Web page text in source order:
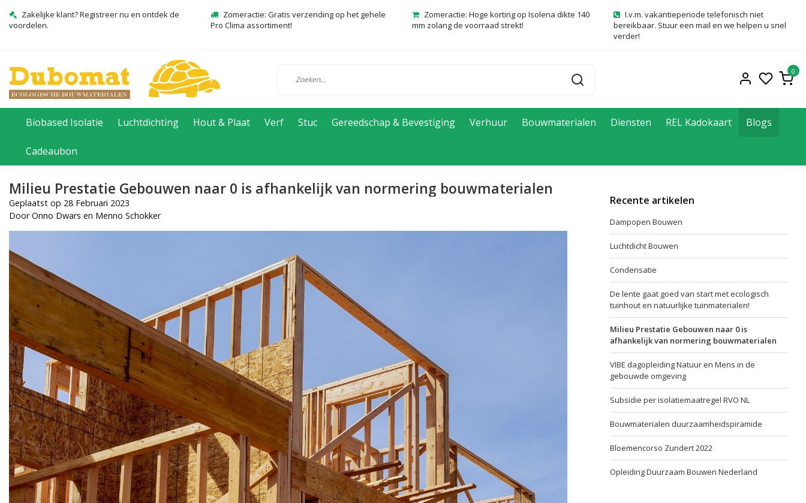
Zakelijke klant? Registreer nu en ontdek de
voordelen.
Zomeractie: Gratis verzending op het gehele
Pro Clima assortiment!
Zomeractie: Hoge korting op Isolena dikte 140
mm zolang de voorraad strekt!
I.v.m. vakantieperiode telefonisch niet
bereikbaar. Stuur een mail en we helpen u snel
verder!
0
Biobased Isolatie Luchtdichting Hout & Plaat Verf Stuc Gereedschap & Bevestiging Verhuur Bouwmaterialen Diensten REL Kadokaart Blogs
Cadeaubon
Milieu Prestatie Gebouwen naar 0 is afhankelijk van normering bouwmaterialen
Geplaatst op 28 Februari 2023
Door Onno Dwars en Menno Schokker
Recente artikelen
Dampopen Bouwen
Luchtdicht Bouwen
Condensatie
De lente gaat goed van start met ecologisch
tuinhout en natuurlijke tuinmaterialen!
Milieu Prestatie Gebouwen naar 0 is
afhankelijk van normering bouwmaterialen
VIBE dagopleiding Natuur en Mens in de
gebouwde omgeving
Subsidie per isolatiemaatregel RVO NL
Bouwmaterialen duurzaamheidspiramide
Bloemencorso Zundert 2022
Opleiding Duurzaam Bouwen Nederland